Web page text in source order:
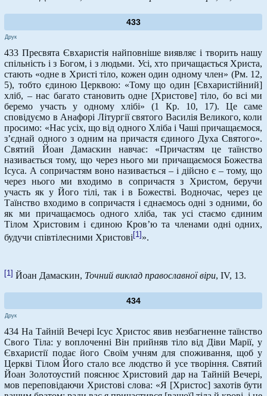
433
Друк
433 Пресвята Євхаристія найповніше виявляє і творить нашу
спільність і з Богом, і з людьми. Усі, хто причащається Христа,
стають «одне в Христі тіло, кожен один одному член» (Рм. 12,
5), тобто єдиною Церквою: «Тому що один [Євхаристійний]
хліб, – нас багато становить одне [Христове] тіло, бо всі ми
беремо участь у одному хлібі» (1 Кр. 10, 17). Це саме
сповідуємо в Анафорі Літургії святого Василія Великого, коли
просимо: «Нас усіх, що від одного Хліба і Чаші причащаємося,
з’єднай одного з одним на причастя єдиного Духа Святого».
Святий Йоан Дамаскин навчає: «Причастям це таїнство
називається тому, що через нього ми причащаємося Божества
Ісуса. А сопричастям воно називається – і дійсно є – тому, що
через нього ми входимо в сопричастя з Христом, беручи
участь як у Його тілі, так і в Божестві. Водночас, через це
Таїнство входимо в сопричастя і єднаємось одні з одними, бо
як ми причащаємось одного хліба, так усі стаємо єдиним
Тілом Христовим і єдиною Кров’ю та членами одні одних,
будучи співтілесними Христові [1] ».
[1] Йоан Дамаскин, Точний виклад православної віри, IV, 13.
434
Друк
434 На Тайній Вечері Ісус Христос явив незбагненне таїнство
Свого Тіла: у воплоченні Він прийняв тіло від Діви Марії, у
Євхаристії подає його Своїм учням для споживання, щоб у
Церкві Тілом Його стало все людство й усе творіння. Святий
Йоан Золотоустий пояснює Христовий дар на Тайній Вечері,
мов переповідаючи Христові слова: «Я [Христос] захотів бути